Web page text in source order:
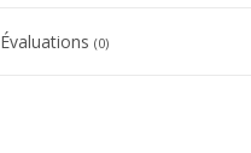
Évaluations (0)